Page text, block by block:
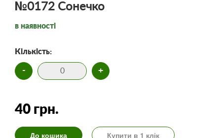
№0172 Сонечко
в наявності
Кількість:
- +
40 грн.
До кошика Купити в 1 клік